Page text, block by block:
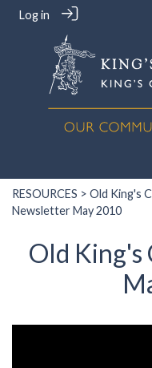
Log in
RESOURCES > Old King's
Newsletter May 2010
Old